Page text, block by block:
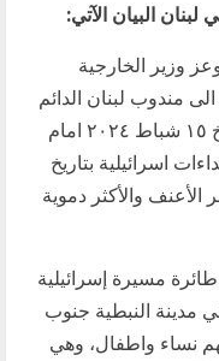
البيان الآتي:
وزير الخارجية
مندوب لبنان الدائم
لدى الامم المتحدة بتقديم شكوى بتاريخ ١٥ شباط ٢٠٢٤ امام
اسرائيلية بتاريخ
الأعنف والأكثر دموية
مسيرة إسرائيلية
مدينة النبطية جنوب
اشخاص بينهم نساء واطفال، وهي